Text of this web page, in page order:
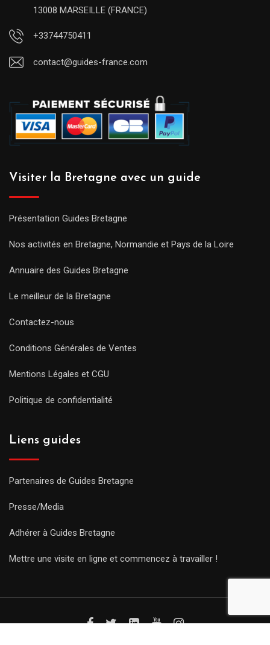
13008 MARSEILLE (FRANCE)
+33744750411
contact@guides-france.com
Visiter la Bretagne avec un guide
Présentation Guides Bretagne
Nos activités en Bretagne, Normandie et Pays de la Loire
Annuaire des Guides Bretagne
Le meilleur de la Bretagne
Contactez-nous
Conditions Générales de Ventes
Mentions Légales et CGU
Politique de confidentialité
Liens guides
Partenaires de Guides Bretagne
Presse/Media
Adhérer à Guides Bretagne
Mettre une visite en ligne et commencez à travailler !